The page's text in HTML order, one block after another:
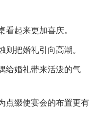
起来更加喜庆。
把婚礼引向高潮。
婚礼带来活泼的气
缀使宴会的布置更有